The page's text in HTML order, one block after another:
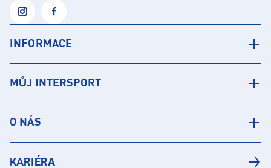
INFORMACE
MŮJ INTERSPORT
O NÁS
KARIÉRA